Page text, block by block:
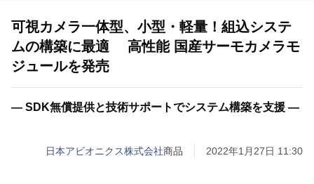
可視カメラ一体型、小型・軽量！組込システ
ムの構築に最適 高性能 国産サーモカメラモ
ジュールを発売
― SDK無償提供と技術サポートでシステム構築を支援 ―
日本アビオニクス株式会社商品 2022年1月27日 11:30